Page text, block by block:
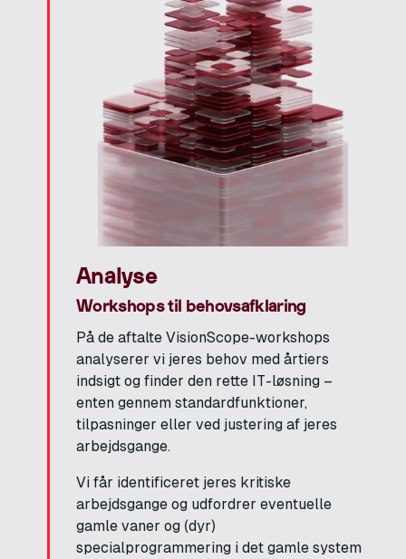
Analyse
Workshops til behovsafklaring
På de aftalte VisionScope-workshops
analyserer vi jeres behov med årtiers
indsigt og finder den rette IT-løsning –
enten gennem standardfunktioner,
tilpasninger eller ved justering af jeres
arbejdsgange.
Vi får identificeret jeres kritiske
arbejdsgange og udfordrer eventuelle
gamle vaner og (dyr)
specialprogrammering i det gamle system